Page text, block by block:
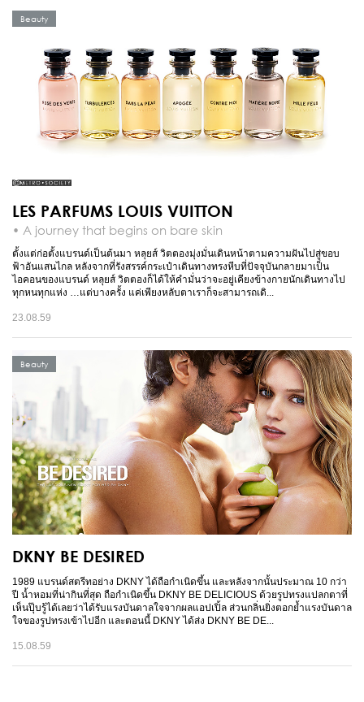
Beauty
LES PARFUMS LOUIS VUITTON
• A journey that begins on bare skin
ตั้งแต่ก่อตั้งแบรนด์เป็นต้นมา หลุยส์ วิตตองมุ่งมั่นเดินหน้าตามความฝันไปสู่ขอบ
ฟ้าอันแสนไกล หลังจากที่รังสรรค์กระเป๋าเดินทางทรงหีบที่ปัจจุบันกลายมาเป็น
ไอคอนของแบรนด์ หลุยส์ วิตตองก็ได้ให้คำมั่นว่าจะอยู่เคียงข้างกายนักเดินทางไป
ทุกหนทุกแห่ง …แต่บางครั้ง แค่เพียงหลับตาเราก็จะสามารถเดิ...
23.08.59
Beauty
DKNY BE DESIRED
1989 แบรนด์สตรีทอย่าง DKNY ได้ถือกำเนิดขึ้น และหลังจากนั้นประมาณ 10 กว่า
ปี น้ำหอมที่น่ากินที่สุด ถือกำเนิดขึ้น DKNY BE DELICIOUS ด้วยรูปทรงแปลกตาที่
เห็นปุ๊บรู้ได้เลยว่าได้รับแรงบันดาลใจจากผลแอปเปิ้ล ส่วนกลิ่นยิ่งตอกย้ำแรงบันดาล
ใจของรูปทรงเข้าไปอีก และตอนนี้ DKNY ได้ส่ง DKNY BE DE...
15.08.59